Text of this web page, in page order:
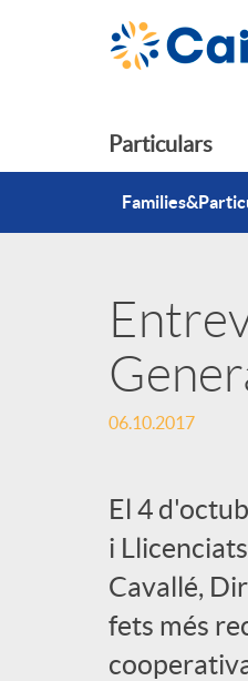
Salta al contingut principal
Particulars
06.10.2017
El 4
i
Cavallé,
fets més